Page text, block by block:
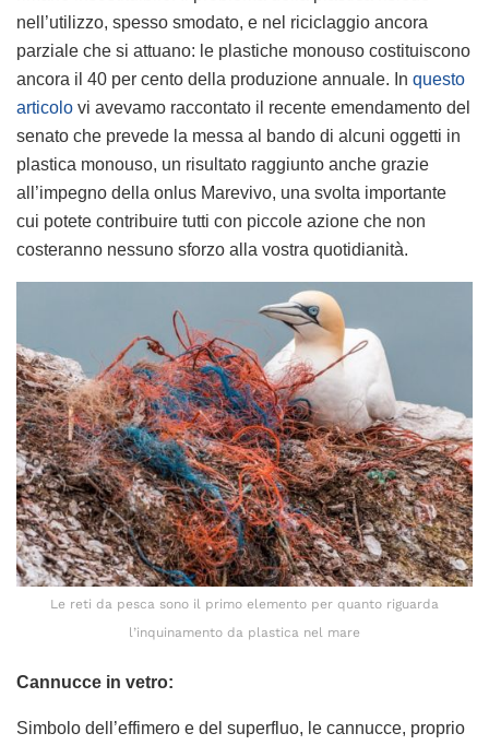
nell’utilizzo, spesso smodato, e nel riciclaggio ancora
parziale che si attuano: le plastiche monouso costituiscono
ancora il 40 per cento della produzione annuale. In questo
articolo vi avevamo raccontato il recente emendamento del
senato che prevede la messa al bando di alcuni oggetti in
plastica monouso, un risultato raggiunto anche grazie
all’impegno della onlus Marevivo, una svolta importante
cui potete contribuire tutti con piccole azione che non
costeranno nessuno sforzo alla vostra quotidianità.
Le reti da pesca sono il primo elemento per quanto riguarda
l’inquinamento da plastica nel mare
Cannucce in vetro:
Simbolo dell’effimero e del superfluo, le cannucce, proprio